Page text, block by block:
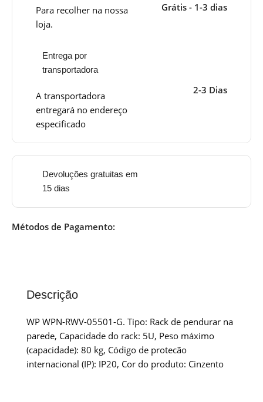
Para recolher na nossa
loja.
Grátis - 1-3 dias
Entrega por
transportadora
A transportadora
entregará no endereço
especificado
2-3 Dias
Devoluções gratuitas em
15 dias
Métodos de Pagamento:
Descrição
WP WPN-RWV-05501-G. Tipo: Rack de pendurar na
parede, Capacidade do rack: 5U, Peso máximo
(capacidade): 80 kg, Código de protecão
internacional (IP): IP20, Cor do produto: Cinzento